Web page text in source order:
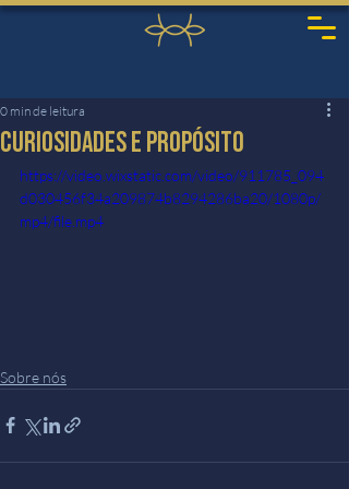
Curiosidades e propósito
0 min de leitura
https://video.wixstatic.com/video/911785_094
d030456f34a209874b8294286ba20/1080p/
mp4/file.mp4
Sobre nós